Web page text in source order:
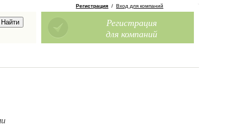
Регистрация / Вход для компаний
Регистрация
для компаний